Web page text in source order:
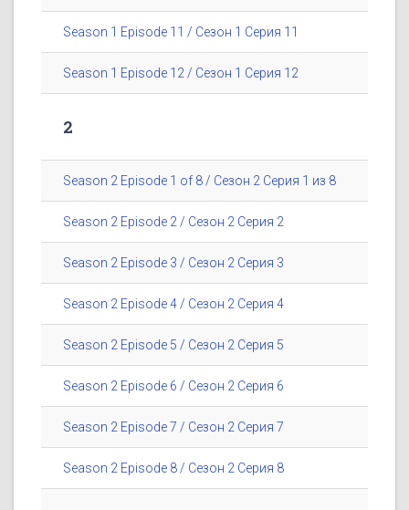
Season 1 Episode 11 / Сезон 1 Серия 11
Season 1 Episode 12 / Сезон 1 Серия 12
2
Season 2 Episode 1 of 8 / Сезон 2 Серия 1 из 8
Season 2 Episode 2 / Сезон 2 Серия 2
Season 2 Episode 3 / Сезон 2 Серия 3
Season 2 Episode 4 / Сезон 2 Серия 4
Season 2 Episode 5 / Сезон 2 Серия 5
Season 2 Episode 6 / Сезон 2 Серия 6
Season 2 Episode 7 / Сезон 2 Серия 7
Season 2 Episode 8 / Сезон 2 Серия 8